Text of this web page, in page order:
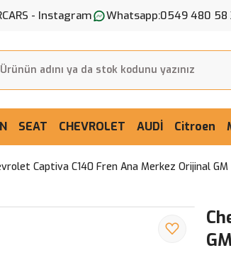
- Instagram Whatsapp:0549 480 58
SEAT CHEVROLET AUDİ Citroen
Captiva C140 Fren Ana Merkez Orijinal